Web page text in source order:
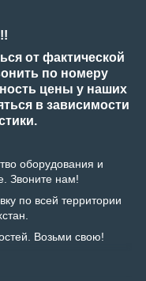
от фактической
по номеру
цены у наших
в зависимости
оборудования и
Звоните нам!
по всей территории
Возьми свою!